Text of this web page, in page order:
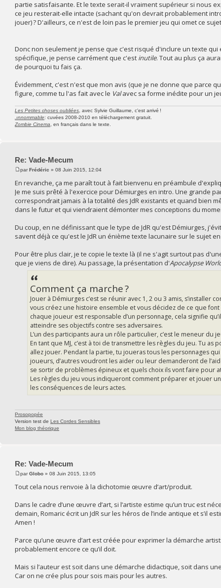
partie satisfaisante. Et le texte serait-il vraiment supérieur si nous
ce jeu resterait-elle intacte (sachant qu'on devrait probablement
jouer) ? D'ailleurs, ce n'est de loin pas le premier jeu qui omet ce
Donc non seulement je pense que c'est risqué d'inclure un texte
spécifique, je pense carrément que c'est inutile. Tout au plus ça
de pourquoi tu fais ça.
Évidemment, c'est n'est que mon avis (que je ne donne que parce
figure, comme tu l'as fait avec le Valavec sa forme inédite pour un
Les Petites choses oubliées , avec Sylvie Guillaume, c'est arrivé !
.ınnommable: cuvées 2008-2010 en téléchargement gratuit.
Zombie Cinema , en français dans le texte.
Re: Vade-Mecum
parFrédéric » 08 Juin 2015, 12:04
En revanche, ça me paraît tout à fait bienvenu en préambule
Je me suis prêté à l'exercice pour Démiurges en intro. Une grande
correspondrait jamais à la totalité des JdR existants et quand bien
dans le futur et qui viendraient démonter mes conceptions du
Du coup, en ne définissant que le type de JdR qu'est Démiurges,
savent déjà ce qu'est le JdR un énième texte lacunaire sur le sujet
Pour être plus clair, je te copie le texte là (il ne s'agit surtout pas
que je viens de dire). Au passage, la présentation d'Apocalypse
Comment ça marche ?
Jouer à Démiurges c’est se réunir avec 1, 2 ou 3 amis,
vous créez une histoire ensemble et vous décidez de ce que
chaque joueur est responsable d’un personnage, cela signifie
atteindre ses objectifs contre ses adversaires.
L’un des participants aura un rôle particulier, c’est le meneur du
En tant que MJ, c’est à toi de transmettre les règles du jeu. Tu
allez jouer. Pendant la partie, tu joueras tous les personnages
joueurs, d’autres voudront les aider ou leur demanderont de
se sortir de problèmes épineux et quels choix ils vont faire pour
Les règles du jeu vous indiqueront comment préparer et jouer
les conséquences de leurs actes.
Prosopopée
Version test de Les Cordes Sensibles
Mon blog théorique
Re: Vade-Mecum
parGlobo » 08 Juin 2015, 13:05
Tout cela nous renvoie à la dichotomie œuvre d’art/produit.
Dans le cadre d’une œuvre d’art, si l’artiste estime qu’un truc est
demain, Romaric écrit un JdR sur les héros de l’inde antique et s’il
Amen !
Parce qu’une œuvre d’art est créée pour exprimer la démarche
probablement encore ce qu’il doit.
Mais si l’auteur est soit dans une démarche didactique, soit dans
Car on ne crée plus pour sois mais pour les autres.